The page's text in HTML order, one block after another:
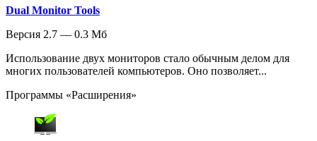
Dual Monitor Tools
Версия 2.7 — 0.3 Мб
Использование двух мониторов стало обычным делом для
многих пользователей компьютеров. Оно позволяет...
Программы «Расширения»